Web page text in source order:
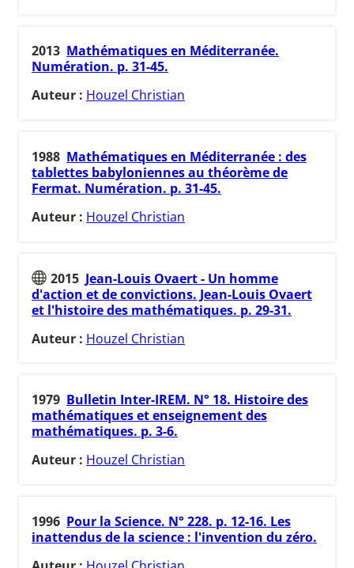
2013 Mathématiques en Méditerranée.
Numération. p. 31-45.
Auteur : Houzel Christian
1988 Mathématiques en Méditerranée : des
tablettes babyloniennes au théorème de
Fermat. Numération. p. 31-45.
Auteur : Houzel Christian
2015 Jean-Louis Ovaert - Un homme
d'action et de convictions. Jean-Louis Ovaert
et l'histoire des mathématiques. p. 29-31.
Auteur : Houzel Christian
1979 Bulletin Inter-IREM. N° 18. Histoire des
mathématiques et enseignement des
mathématiques. p. 3-6.
Auteur : Houzel Christian
1996 Pour la Science. N° 228. p. 12-16. Les
inattendus de la science : l'invention du zéro.